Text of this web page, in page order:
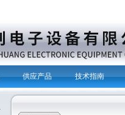
供应产品 技术指南